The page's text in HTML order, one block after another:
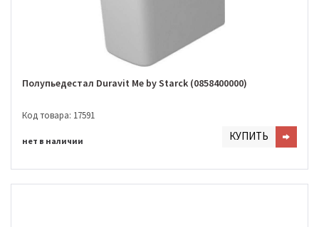
Полупьедестал Duravit Me by Starck (0858400000)
Код товара: 17591
нет в наличии КУПИТЬ